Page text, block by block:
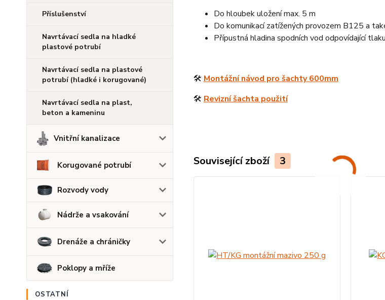
Příslušenství
Navrtávací sedla na hladké
plastové potrubí
Navrtávací sedla na plastové
potrubí (hladké i korugované)
Navrtávací sedla na plast,
beton a kameninu
Vnitřní kanalizace
Korugované potrubí
Rozvody vody
Nádrže a vsakování
Drenáže a chráničky
Poklopy a mříže
OSTATNÍ
Do hloubek uložení max. 5 m
Do komunikací zatížených provozem B125 a
Přípustná hladina spodních vod odpovídající
🛠️ Montážní návod pro šachty 600mm
🛠️ Revizní šachta použití
Související zboží 3